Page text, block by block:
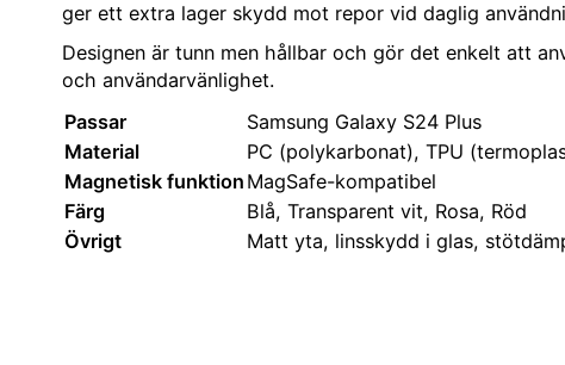
ger ett extra lager skydd mot repor vid daglig
Designen är tunn men hållbar och gör det enkelt att
och användarvänlighet.
Passar
Samsung Galaxy S24 Plus
Material
PC (polykarbonat), TPU
Magnetisk funktion MagSafe-kompatibel
Färg
Blå, Transparent vit, Rosa, Röd
Övrigt
Matt yta, linsskydd i glas,